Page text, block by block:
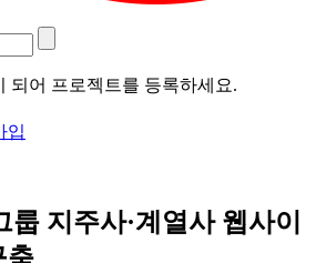
되어 프로젝트를 등록하세요.
입
지주사·계열사 웹사이